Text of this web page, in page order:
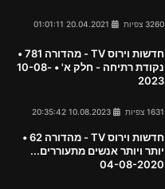
3260 צפיות
חדשות וירוס TV - מהדורה 781 •
נקודת רתיחה - חלק א' • 10-08-
2023
1631 צפיות
חדשות וירוס TV - מהדורה 62 •
יותר ויותר אנשים מתעוררים...
04-08-2020